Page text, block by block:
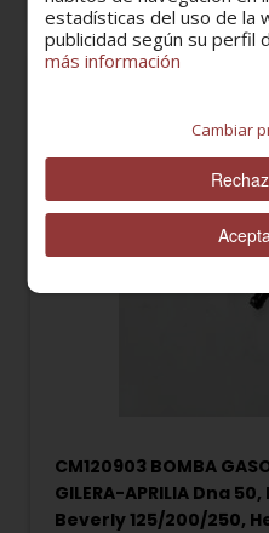
CM120903 BOMBA
GILERA-APRILIA Dna
Beverly 125/200/250,
estadísticas del uso de la
publicidad según su perfil
más información
Cambiar